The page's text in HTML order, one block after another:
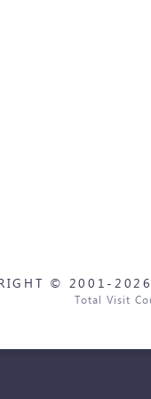
© 2001-2026
Total Visit